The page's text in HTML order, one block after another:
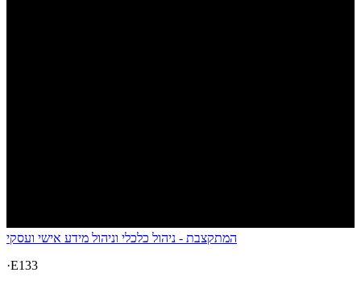
המתקצבת - ניהול כלכלי וניהול מידע אישי ועסקי
·E133